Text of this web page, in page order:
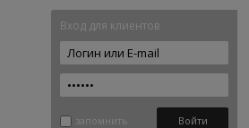
Вход для клиентов
запомнить